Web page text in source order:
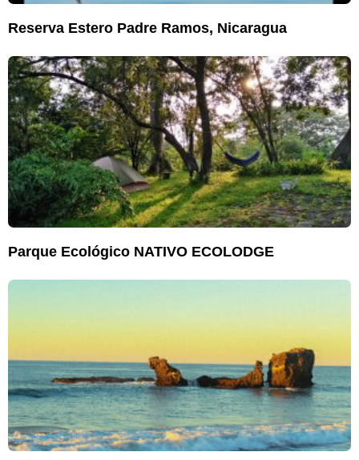
Reserva Estero Padre Ramos, Nicaragua
Parque Ecológico NATIVO ECOLODGE